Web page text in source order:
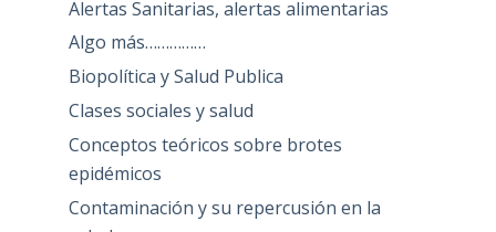
Alertas Sanitarias, alertas alimentarias
Algo más……………
Biopolítica y Salud Publica
Clases sociales y salud
Conceptos teóricos sobre brotes
epidémicos
Contaminación y su repercusión en la